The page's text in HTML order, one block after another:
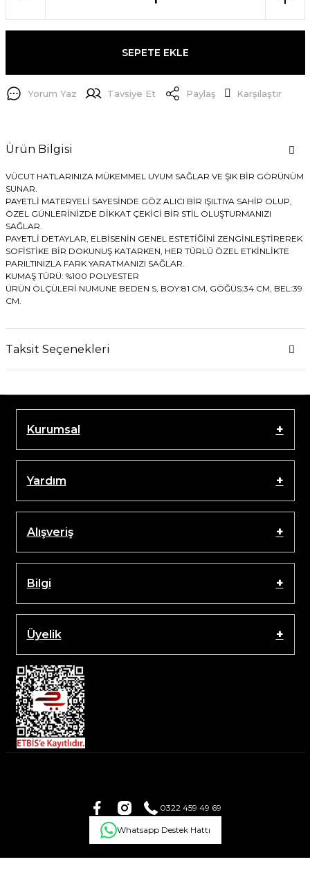
SEPETE EKLE
Yorum Yaz Tavsiye Et Paylaş Karşılaştır
Ürün Bilgisi
VÜCUT HATLARINIZA MÜKEMMEL UYUM SAĞLAR VE ŞIK BİR GÖRÜNÜM
SUNAR.
PAYETLİ MATERYELİ SAYESİNDE GÖZ ALICI BİR IŞILTIYA SAHİP OLUP,
ÖZEL GÜNLERİNİZDE DİKKAT ÇEKİCİ BİR STİL OLUŞTURMANIZI
SAĞLAR.
PAYETLİ DETAYLAR, ELBİSENİN GENEL ESTETİĞİNİ ZENGİNLEŞTİREREK
SOFİSTİKE BİR DOKUNUŞ KATARKEN, HER TÜRLÜ ÖZEL ETKİNLİKTE
PARILTINIZLA FARK YARATMANIZI SAĞLAR.
KUMAŞ TÜRÜ: %100 POLYESTER
ÜRÜN ÖLÇÜLERİ NUMUNE BEDEN S, BOY:81 CM, GÖĞÜS:34 CM, BEL:39
CM.
Taksit Seçenekleri
Kurumsal
Yardım
Alışveriş
Bilgi
Üyelik
0322 459 49 69
Whatsapp Destek Hattı